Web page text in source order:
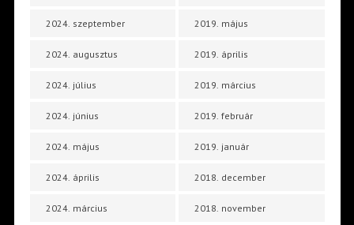
2024. szeptember
2024. augusztus
2024. július
2024. június
2024. május
2024. április
2024. március
2019. május
2019. április
2019. március
2019. február
2019. január
2018. december
2018. november